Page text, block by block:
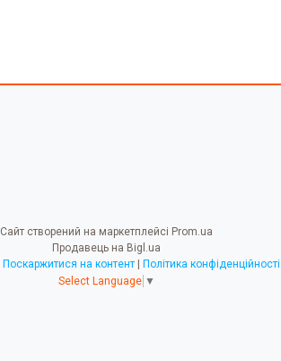
Сайт створений на маркетплейсі Prom.ua
Продавець на Bigl.ua
Поскаржитися на контент | Політика конфіденційності
Select Language ▼